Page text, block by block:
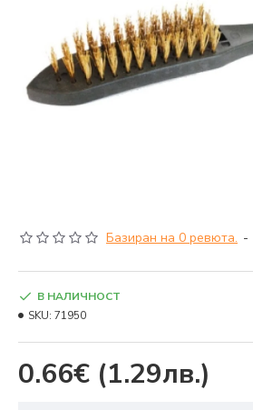
Базиран на 0 ревюта. -
0.66€ (1.29лв.)
В НАЛИЧНОСТ
SKU: 71950